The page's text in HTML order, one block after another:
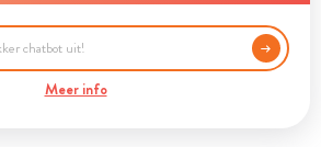
Meer info